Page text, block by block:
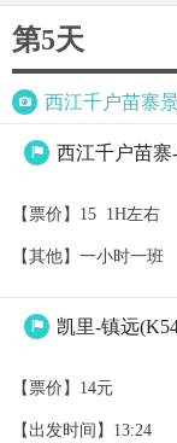
第5天
 西江千户苗寨
 西江千户苗寨
【票价】15 1H左右
【其他】一小时一班
 凯里-镇远
【票价】14元
【出发时间】13:24